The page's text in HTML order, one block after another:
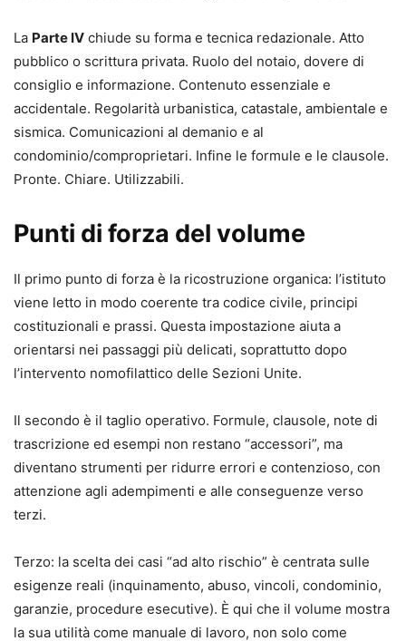
La Parte IV chiude su forma e tecnica redazionale. Atto
pubblico o scrittura privata. Ruolo del notaio, dovere di
consiglio e informazione. Contenuto essenziale e
accidentale. Regolarità urbanistica, catastale, ambientale e
sismica. Comunicazioni al demanio e al
condominio/comproprietari. Infine le formule e le clausole.
Pronte. Chiare. Utilizzabili.
Punti di forza del volume
Il primo punto di forza è la ricostruzione organica: l’istituto
viene letto in modo coerente tra codice civile, principi
costituzionali e prassi. Questa impostazione aiuta a
orientarsi nei passaggi più delicati, soprattutto dopo
l’intervento nomofilattico delle Sezioni Unite.
Il secondo è il taglio operativo. Formule, clausole, note di
trascrizione ed esempi non restano “accessori”, ma
diventano strumenti per ridurre errori e contenzioso, con
attenzione agli adempimenti e alle conseguenze verso
terzi.
Terzo: la scelta dei casi “ad alto rischio” è centrata sulle
esigenze reali (inquinamento, abuso, vincoli, condominio,
garanzie, procedure esecutive). È qui che il volume mostra
la sua utilità come manuale di lavoro, non solo come